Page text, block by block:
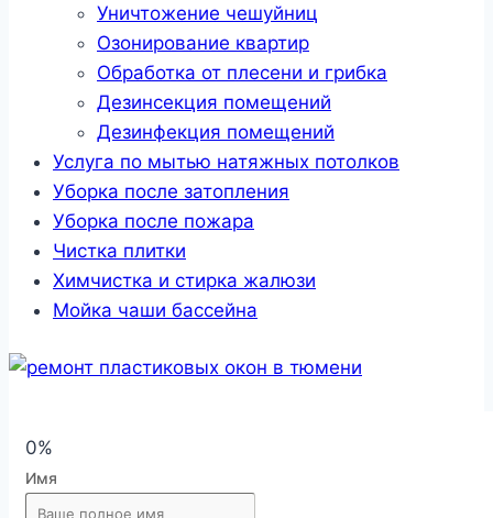
Уничтожение чешуйниц
Озонирование квартир
Обработка от плесени и грибка
Дезинсекция помещений
Дезинфекция помещений
Услуга по мытью натяжных потолков
Уборка после затопления
Уборка после пожара
Чистка плитки
Химчистка и стирка жалюзи
Мойка чаши бассейна
0%
Имя